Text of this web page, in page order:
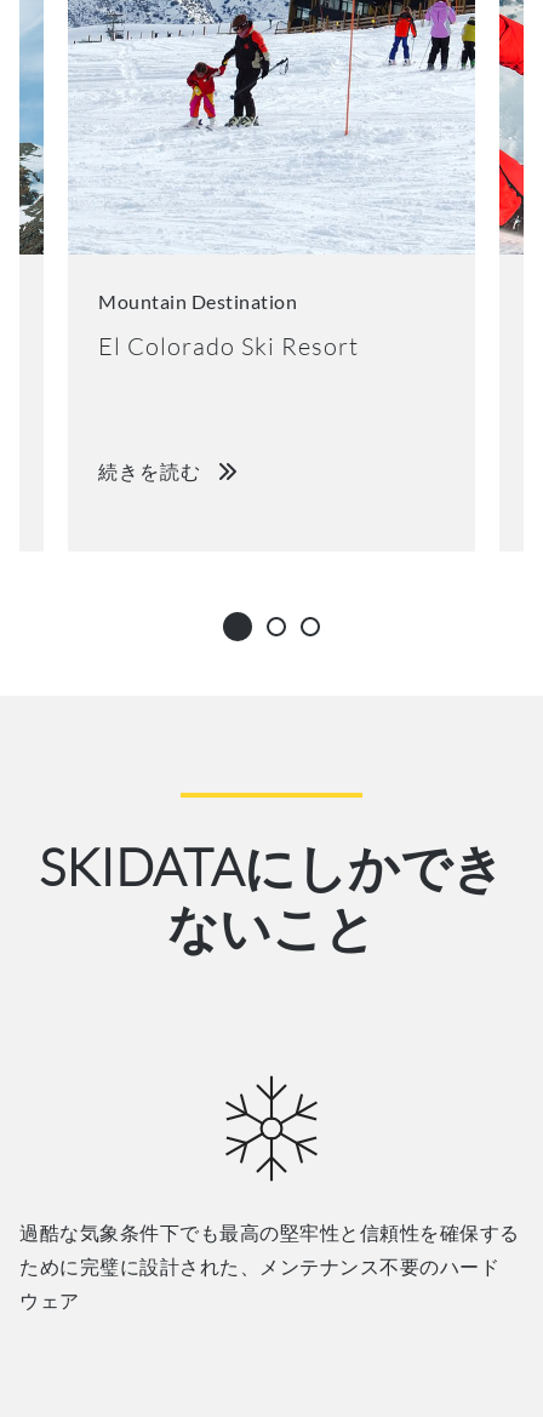
Mountain Destination
El Colorado Ski Resort
続きを読む
SKIDATAにしかでき
ないこと
過酷な気象条件下でも最高の堅牢性と信頼性を確保する
ために完璧に設計された、メンテナンス不要のハード
ウェア